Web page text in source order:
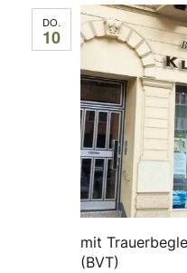
DO.
10
mit
(BVT)